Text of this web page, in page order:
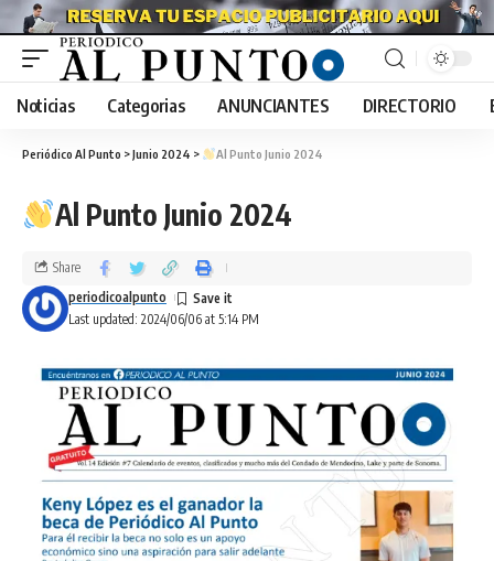
Noticias Categorias ANUNCIANTES DIRECTORIO
Periódico Al Punto >Junio 2024 > Al Punto Junio 2024
Al Punto Junio 2024
Last updated: 2024/06/06 at 5:14 PM
periodicoalpunto
Share